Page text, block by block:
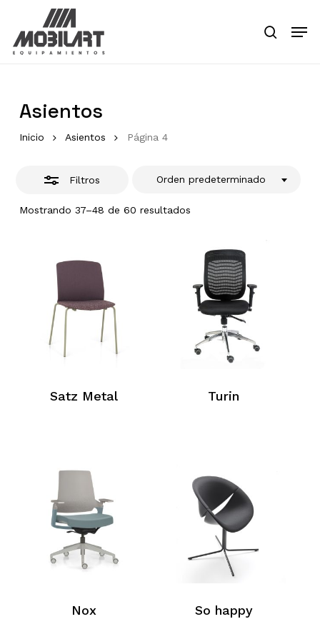
main
search
Asientos
Inicio Asientos Página 4
Filtros
Mostrando 37–48 de 60 resultados
Orden predeterminado
Close
Satz Metal Turin
Nox So happy